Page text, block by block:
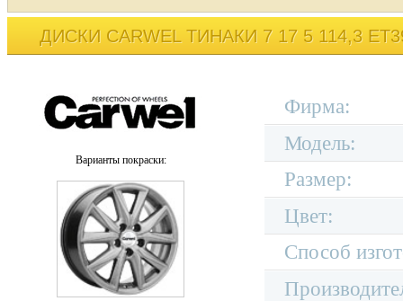
ДИСКИ CARWEL ТИНАКИ 7 17 5 114,3
Варианты покраски:
Фирма:
Модель:
Размер:
Цвет:
Способ